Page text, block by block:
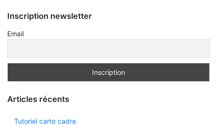
Inscription newsletter
Email
Articles récents
Tutoriel carte cadre